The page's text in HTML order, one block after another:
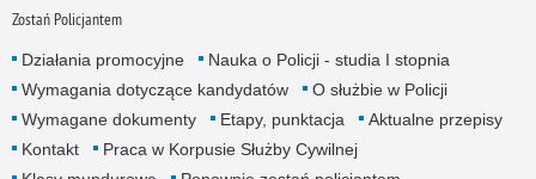
Zostań Policjantem
Działania promocyjne
Nauka o Policji - studia I stopnia
Wymagania dotyczące kandydatów
O służbie w Policji
Wymagane dokumenty
Etapy, punktacja
Aktualne przepisy
Kontakt
Praca w Korpusie Służby Cywilnej